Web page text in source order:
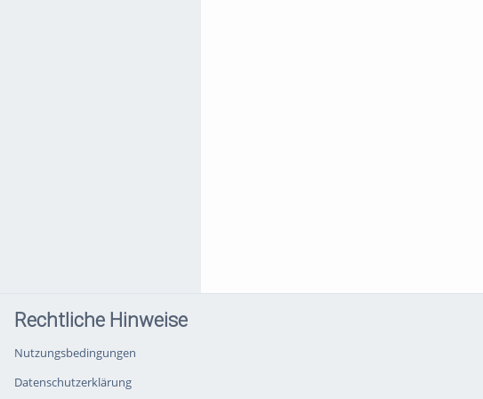
Rechtliche Hinweise
Nutzungsbedingungen
Datenschutzerklärung